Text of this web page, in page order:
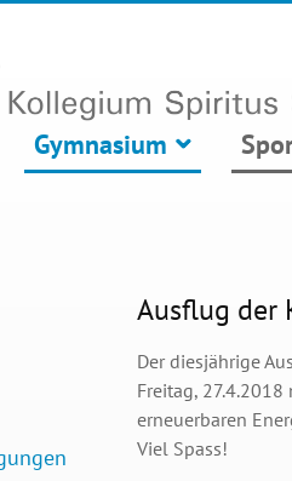
Gymnasium
Ausflug der
Der diesjährige
Freitag,
erneuerbaren
Viel Spass!